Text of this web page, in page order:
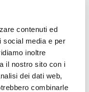
contenuti ed
social media e per
inoltre
il nostro sito con i
dei dati web,
combinarle